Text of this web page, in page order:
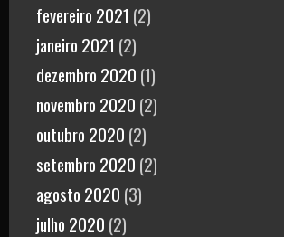
fevereiro 2021 (2)
janeiro 2021 (2)
dezembro 2020 (1)
novembro 2020 (2)
outubro 2020 (2)
setembro 2020 (2)
agosto 2020 (3)
julho 2020 (2)